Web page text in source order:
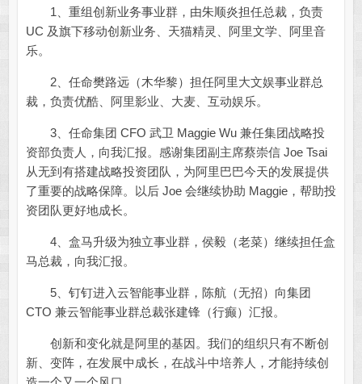
1、重组创新业务事业群，由朱顺炎担任总裁，负责
UC 及旗下移动创新业务、天猫精灵、阿里文学、阿里音
乐。
2、任命樊路远（木华黎）担任阿里大文娱事业群总
裁，负责优酷、阿里影业、大麦、互动娱乐。
3、任命集团 CFO 武卫 Maggie Wu 兼任集团战略投
资部负责人，向我汇报。感谢集团副主席蔡崇信 Joe Tsai
从无到有搭建战略投资团队，为阿里巴巴今天的发展提供
了重要的战略保障。以后 Joe 会继续协助 Maggie，帮助投
资团队更好地成长。
4、盒马升级为独立事业群，侯毅（老菜）继续担任盒
马总裁，向我汇报。
5、钉钉进入云智能事业群，陈航（无招）向集团
CTO 兼云智能事业群总裁张建锋（行癫）汇报。
创新和变化就是阿里的基因。我们的组织只有不断创
新、变阵，在发展中成长，在战斗中培养人，才能持续创